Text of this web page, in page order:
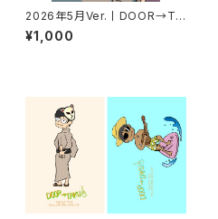
2026年5月Ver.丨DOOR→TA
KUポストカード
¥1,000